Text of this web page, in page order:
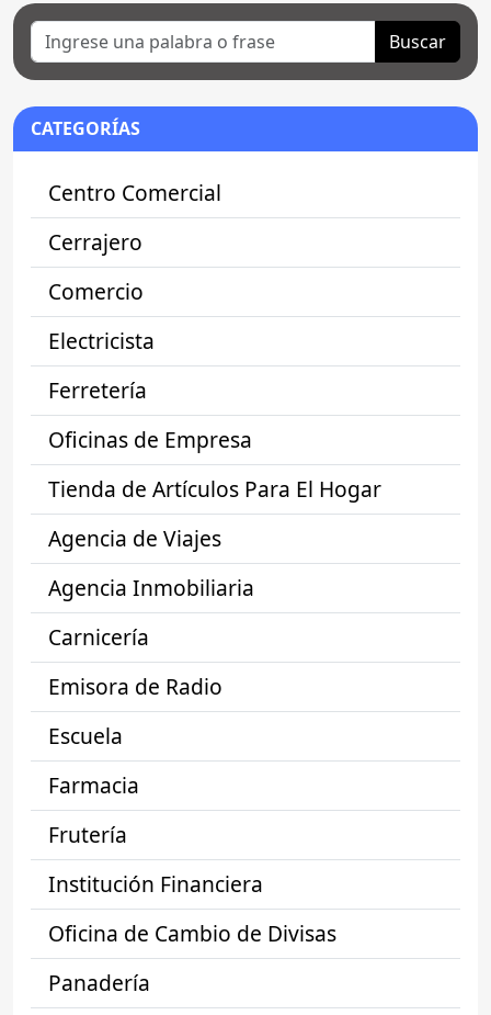
Buscar
CATEGORÍAS
Centro Comercial
Cerrajero
Comercio
Electricista
Ferretería
Oficinas de Empresa
Tienda de Artículos Para El Hogar
Agencia de Viajes
Agencia Inmobiliaria
Carnicería
Emisora de Radio
Escuela
Farmacia
Frutería
Institución Financiera
Oficina de Cambio de Divisas
Panadería